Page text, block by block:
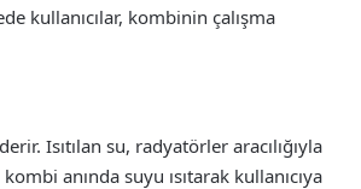
kullanıcılar, kombinin çalışma
Isıtılan su, radyatörler aracılığıyla
anında suyu ısıtarak kullanıcıya